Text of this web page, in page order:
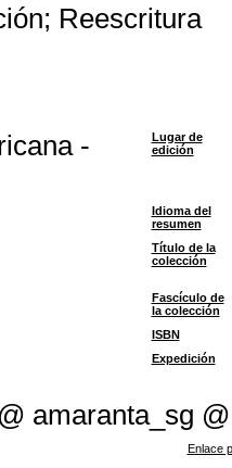
; Reescritura
-
Lugar de
edición
Idioma del
resumen
Título de la
colección
Fascículo de
la colección
ISBN
Expedición
amaranta_sg @
Enlace